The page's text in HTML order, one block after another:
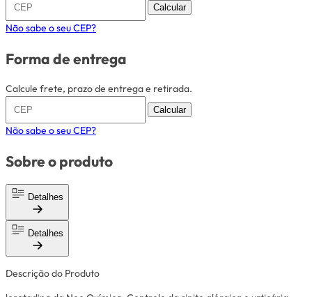
Calcular
Não sabe o seu CEP?
Forma de entrega
Calcule frete, prazo de entrega e retirada.
Calcular
Não sabe o seu CEP?
Sobre o produto
Detalhes
Detalhes
Descrição do Produto